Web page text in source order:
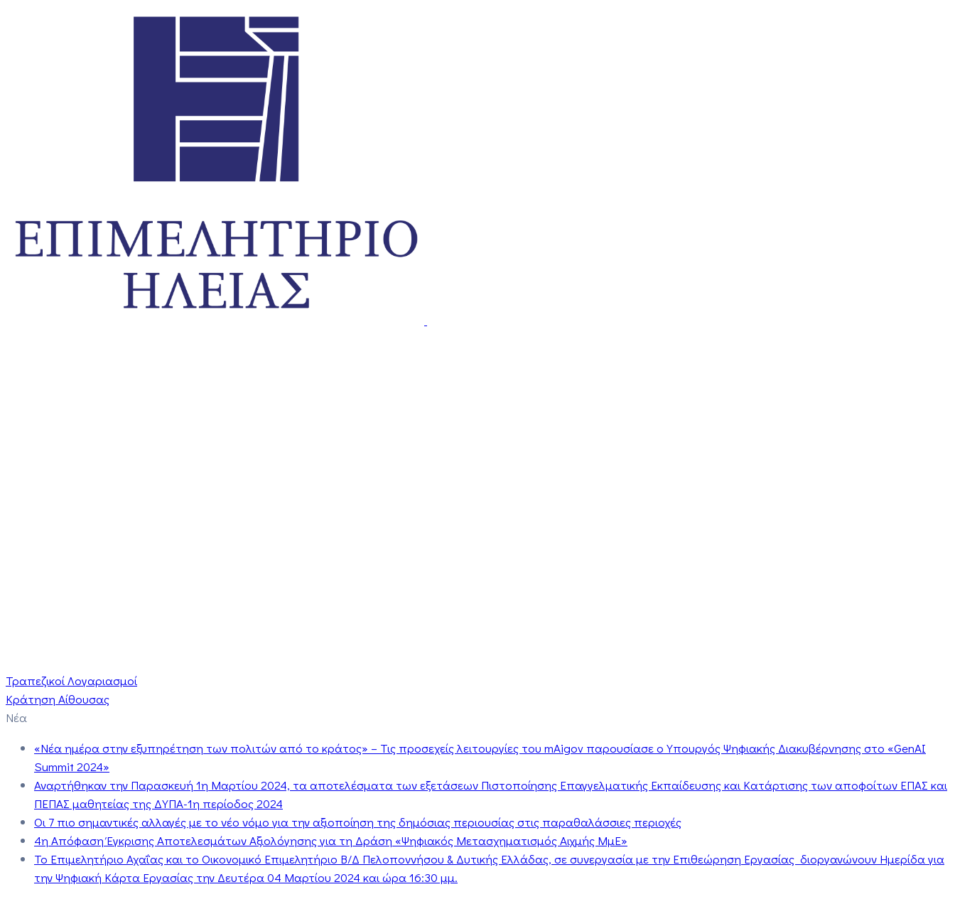
Τραπεζικοί Λογαριασμοί
Κράτηση Αίθουσας
Νέα
«Νέα ημέρα στην εξυπηρέτηση των πολιτών από το κράτος» – Τις προσεχείς λειτουργίες του mAigov παρουσίασε ο Υπουργός Ψηφιακής Διακυβέρνησης στο «GenAI
Summit 2024»
Αναρτήθηκαν την Παρασκευή 1η Μαρτίου 2024, τα αποτελέσματα των εξετάσεων Πιστοποίησης Επαγγελματικής Εκπαίδευσης και Κατάρτισης των αποφοίτων ΕΠΑΣ και
ΠΕΠΑΣ μαθητείας της ΔΥΠΑ-1η περίοδος 2024
Οι 7 πιο σημαντικές αλλαγές με το νέο νόμο για την αξιοποίηση της δημόσιας περιουσίας στις παραθαλάσσιες περιοχές
4η Απόφαση Έγκρισης Αποτελεσμάτων Αξιολόγησης για τη Δράση «Ψηφιακός Μετασχηματισμός Αιχμής ΜμΕ»
Το Επιμελητήριο Αχαΐας και το Οικονομικό Επιμελητήριο Β/Δ Πελοποννήσου & Δυτικής Ελλάδας, σε συνεργασία με την Επιθεώρηση Εργασίας διοργανώνουν Ημερίδα για
την Ψηφιακή Κάρτα Εργασίας την Δευτέρα 04 Μαρτίου 2024 και ώρα 16:30 μμ.